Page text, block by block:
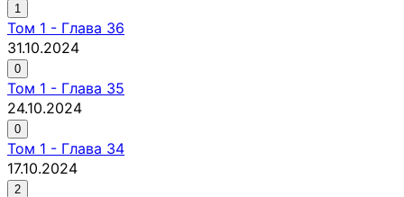
1
Том 1 - Глава 36
31.10.2024
0
Том 1 - Глава 35
24.10.2024
0
Том 1 - Глава 34
17.10.2024
2